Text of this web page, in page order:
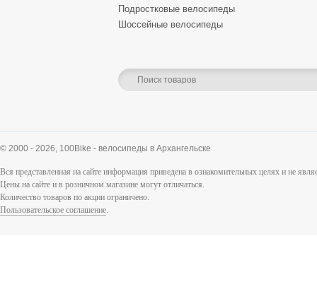
Подростковые велосипеды
Шоссейные велосипеды
© 2000 - 2026, 100Bike - велосипеды в Архангельске
Вся представленная на сайте информация приведена в ознакомительных целях и не
Цены на сайте и в розничном магазине могут отличаться.
Количество товаров по акции ограничено.
Пользовательское соглашение.